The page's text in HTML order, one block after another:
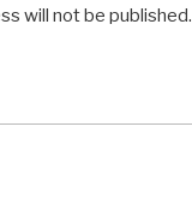
will not be published.